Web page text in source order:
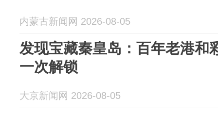
内蒙古新闻网 2026-08-05
发现宝藏秦皇岛：百年老港和
一次解锁
大京新闻网 2026-08-05